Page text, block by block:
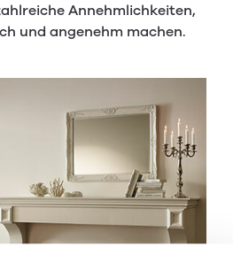
Annehmlichkeiten,
und angenehm machen.